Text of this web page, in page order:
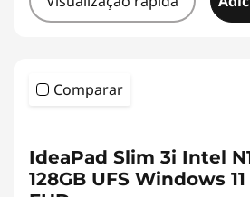
Comparar
IdeaPad Slim 3i Intel
128GB UFS Windows